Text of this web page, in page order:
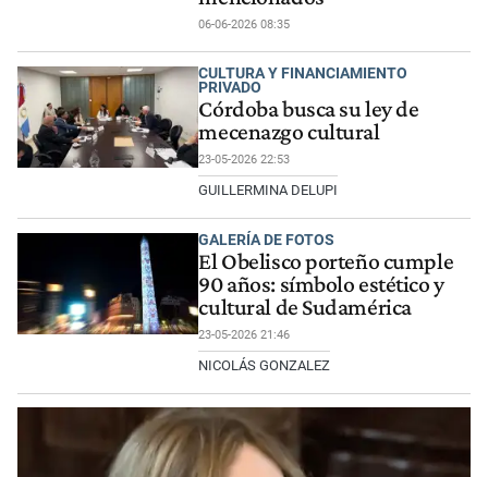
06-06-2026 08:35
CULTURA Y FINANCIAMIENTO
PRIVADO
Córdoba busca su ley de
mecenazgo cultural
23-05-2026 22:53
GUILLERMINA DELUPI
GALERÍA DE FOTOS
El Obelisco porteño cumple
90 años: símbolo estético y
cultural de Sudamérica
23-05-2026 21:46
NICOLÁS GONZALEZ